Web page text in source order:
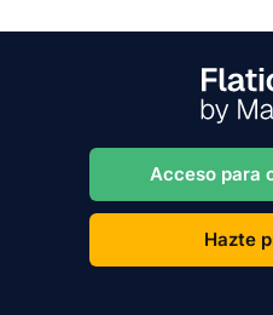
Acceso para
Hazte